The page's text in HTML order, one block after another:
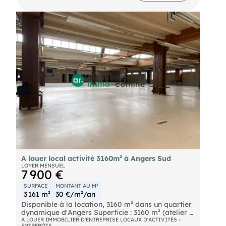
L'accès est facilité par une porte sectionnelle,
adaptée aux livraisons et aux manœuvres de
véhicules utilitaires.
Le local dispose de parkings extérieurs,
permettant un stationnement aisé pour les
occupants et visiteurs.
Le chauffage est électrique.
Disponibilité : 2ᵉ trimestre 2026
Dossier sur demande. Contactez-nous.
A louer local activité 3160m² à Angers Sud
LOYER MENSUEL
7 900 €
SURFACE
3 161 m²
MONTANT AU M²
30 €/m²/an
Disponible à la location, 3160 m² dans un quartier
dynamique d'Angers Superficie : 3160 m² (atelier +
bureaux en périphérie) Hauteur sous faîtage : 3,7
A LOUER IMMOBILIER D'ENTREPRISE LOCAUX D'ACTIVITÉS -